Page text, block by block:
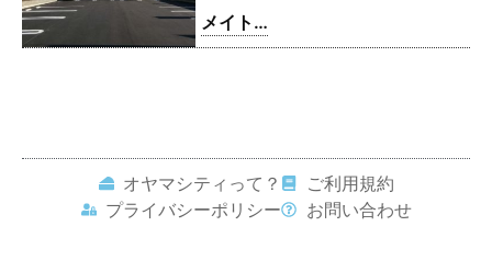
メイト
ドリー
オヤマシティって？
ご利用規約
プライバシーポリシー
お問い合わせ